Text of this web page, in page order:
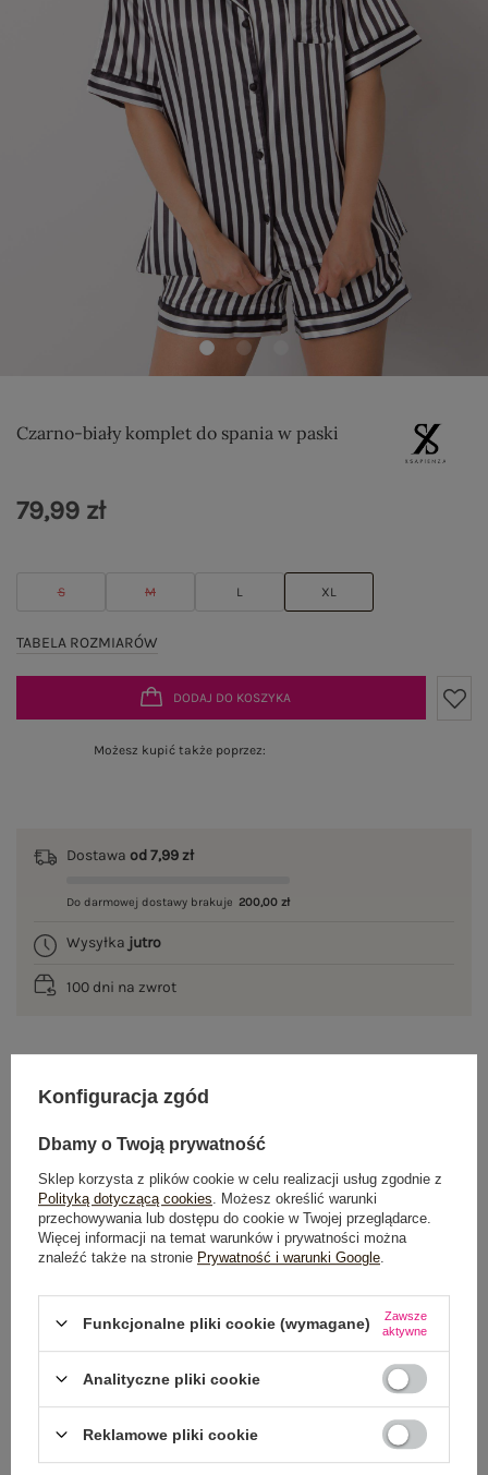
Czarno-biały komplet do spania w paski
S M L XL
TABELA ROZMIARÓW
79,99 zł
DODAJ DO KOSZYKA
Możesz kupić także poprzez:
Dostawa od 7,99 zł
Do darmowej dostawy brakuje 200,00 zł
Wysyłka jutro
100 dni na zwrot
OPIS PRODUKTU
GŁÓWNE PARAMETRY
OPINIE O PRODUKCIE (0)
WYSYŁKA I DOSTAWA
OSTATNIO OGLĄDANE
Zobacz wszystko
Konfiguracja zgód
Dbamy o Twoją prywatność
Sklep korzysta z plików cookie w celu realizacji usług zgodnie z
Polityką dotyczącą cookies . Możesz określić warunki
przechowywania lub dostępu do cookie w Twojej przeglądarce.
Więcej informacji na temat warunków i prywatności można
znaleźć także na stronie Prywatność i warunki Google
Funkcjonalne pliki cookie (wymagane)
Zawsze
aktywne
Analityczne pliki cookie
Reklamowe pliki cookie